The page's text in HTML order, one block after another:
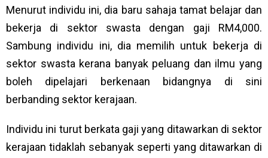
Menurut individu ini, dia baru sahaja tamat belajar dan
bekerja di sektor swasta dengan gaji RM4,000.
Sambung individu ini, dia memilih untuk bekerja di
sektor swasta kerana banyak peluang dan ilmu yang
boleh dipelajari berkenaan bidangnya di sini
berbanding sektor kerajaan.
Individu ini turut berkata gaji yang ditawarkan di sektor
kerajaan tidaklah sebanyak seperti yang ditawarkan di